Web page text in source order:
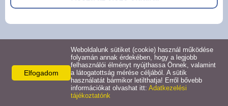
Alsórajk
Adatkezelési tájékoztató
Oldal információk Impresszum
Elfogadom
Weboldalunk sütiket (cookie) használ működése
folyamán annak érdekében, hogy a legjobb
felhasználói élményt nyújthassa Önnek, valamint
a látogatottság mérése céljából. A sütik
használatát bármikor letilthatja! Erről bővebb
információkat olvashat itt: Adatkezelési
tájékoztatónk